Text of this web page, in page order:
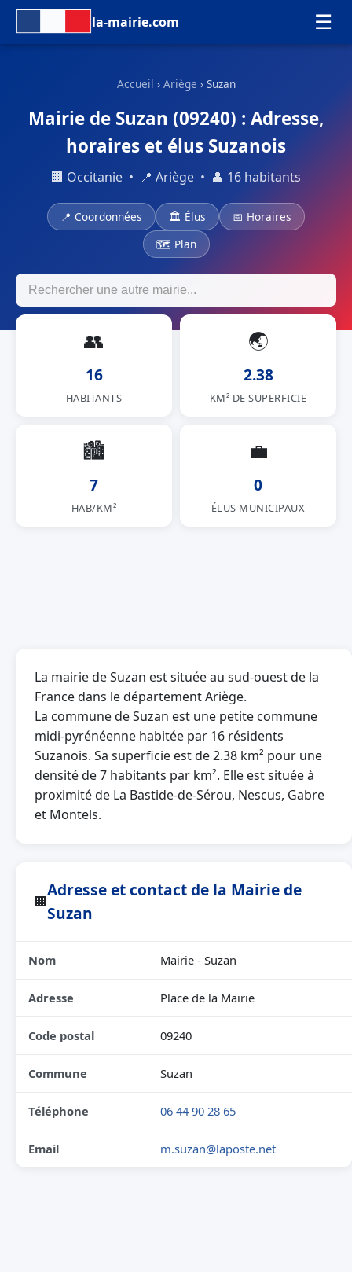
la-mairie.com ☰
Accueil › Ariège › Suzan
Mairie de Suzan (09240) : Adresse,
horaires et élus Suzanois
🏢 Occitanie • 📍 Ariège • 👤 16 habitants
📍 Coordonnées 🏛 Élus
📅 Horaires
🗺 Plan
👥
16
HABITANTS
🌏
2.38
KM² DE SUPERFICIE
🏙
7
HAB/KM²
💼
0
ÉLUS MUNICIPAUX
La mairie de Suzan est située au sud-ouest de la
France dans le département Ariège.
La commune de Suzan est une petite commune
midi-pyrénéenne habitée par 16 résidents
Suzanois. Sa superficie est de 2.38 km² pour une
densité de 7 habitants par km². Elle est située à
proximité de La Bastide-de-Sérou, Nescus, Gabre
et Montels.
🏢
Adresse et contact de la Mairie de
Suzan
Nom Mairie - Suzan
Adresse Place de la Mairie
Code postal 09240
Commune Suzan
Téléphone 06 44 90 28 65
Email m.suzan@laposte.net